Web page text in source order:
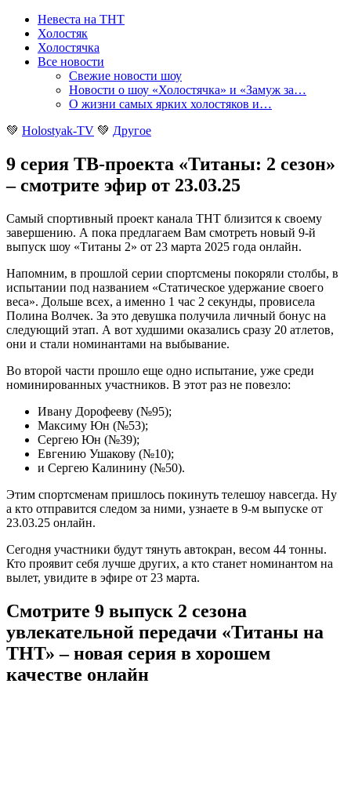
Невеста на ТНТ
Холостяк
Холостячка
Все новости
Свежие новости шоу
Новости о шоу «Холостячка» и «Замуж за…
О жизни самых ярких холостяков и…
💚 Holostyak-TV 💚 Другое
9 серия ТВ-проекта «Титаны: 2 сезон»
– смотрите эфир от 23.03.25
Самый спортивный проект канала ТНТ близится к своему
завершению. А пока предлагаем Вам смотреть новый 9-й
выпуск шоу «Титаны 2» от 23 марта 2025 года онлайн.
Напомним, в прошлой серии спортсмены покоряли столбы, в
испытании под названием «Статическое удержание своего
веса». Дольше всех, а именно 1 час 2 секунды, провисела
Полина Волчек. За это девушка получила личный бонус на
следующий этап. А вот худшими оказались сразу 20 атлетов,
они и стали номинантами на выбывание.
Во второй части прошло еще одно испытание, уже среди
номинированных участников. В этот раз не повезло:
Ивану Дорофееву (№95);
Максиму Юн (№53);
Сергею Юн (№39);
Евгению Ушакову (№10);
и Сергею Калинину (№50).
Этим спортсменам пришлось покинуть телешоу навсегда. Ну
а кто отправится следом за ними, узнаете в 9-м выпуске от
23.03.25 онлайн.
Сегодня участники будут тянуть автокран, весом 44 тонны.
Кто проявит себя лучше других, а кто станет номинантом на
вылет, увидите в эфире от 23 марта.
Смотрите 9 выпуск 2 сезона
увлекательной передачи «Титаны на
ТНТ» – новая серия в хорошем
качестве онлайн